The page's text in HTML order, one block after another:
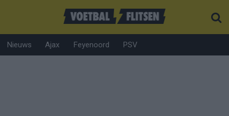
Nieuws Ajax Feyenoord PSV